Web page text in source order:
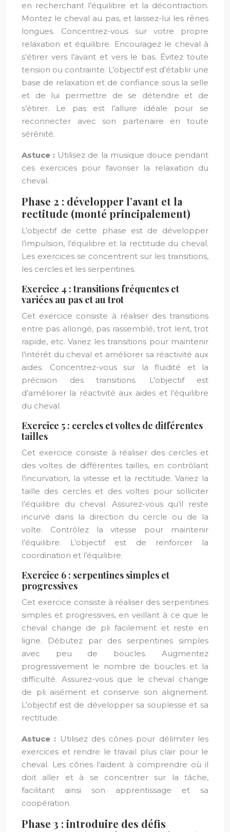
en recherchant l’équilibre et la décontraction.
Montez le cheval au pas, et laissez-lui les rênes
longues. Concentrez-vous sur votre propre
relaxation et équilibre. Encouragez le cheval à
s’étirer vers l’avant et vers le bas. Évitez toute
tension ou contrainte. L’objectif est d’établir une
base de relaxation et de confiance sous la selle
et de lui permettre de se détendre et de
s’étirer. Le pas est l’allure idéale pour se
reconnecter avec son partenaire en toute
sérénité.
Astuce : Utilisez de la musique douce pendant
ces exercices pour favoriser la relaxation du
cheval.
Phase 2 : développer l’avant et la
rectitude (monté principalement)
L’objectif de cette phase est de développer
l’impulsion, l’équilibre et la rectitude du cheval.
Les exercices se concentrent sur les transitions,
les cercles et les serpentines.
Exercice 4 : transitions fréquentes et
variées au pas et au trot
Cet exercice consiste à réaliser des transitions
entre pas allongé, pas rassemblé, trot lent, trot
rapide, etc. Variez les transitions pour maintenir
l’intérêt du cheval et améliorer sa réactivité aux
aides. Concentrez-vous sur la fluidité et la
précision des transitions. L’objectif est
d’améliorer la réactivité aux aides et l’équilibre
du cheval.
Exercice 5 : cercles et voltes de différentes
tailles
Cet exercice consiste à réaliser des cercles et
des voltes de différentes tailles, en contrôlant
l’incurvation, la vitesse et la rectitude. Variez la
taille des cercles et des voltes pour solliciter
l’équilibre du cheval. Assurez-vous qu’il reste
incurvé dans la direction du cercle ou de la
volte. Contrôlez la vitesse pour maintenir
l’équilibre. L’objectif est de renforcer la
coordination et l’équilibre.
Exercice 6 : serpentines simples et
progressives
Cet exercice consiste à réaliser des serpentines
simples et progressives, en veillant à ce que le
cheval change de pli facilement et reste en
ligne. Débutez par des serpentines simples
avec peu de boucles. Augmentez
progressivement le nombre de boucles et la
difficulté. Assurez-vous que le cheval change
de pli aisément et conserve son alignement.
L’objectif est de développer sa souplesse et sa
rectitude.
Astuce : Utilisez des cônes pour délimiter les
exercices et rendre le travail plus clair pour le
cheval. Les cônes l’aident à comprendre où il
doit aller et à se concentrer sur la tâche,
facilitant ainsi son apprentissage et sa
coopération.
Phase 3 : introduire des défis